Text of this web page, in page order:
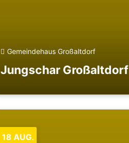
Gemeindehaus Großaltdorf
Jungschar Großaltdorf
18 AUG.